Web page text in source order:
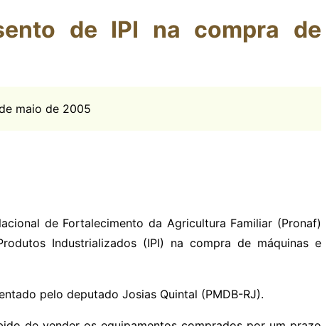
de IPI na compra de
maio de 2005
de Fortalecimento da Agricultura Familiar (Pronaf)
Industrializados (IPI) na compra de máquinas e
pelo deputado Josias Quintal (PMDB-RJ).